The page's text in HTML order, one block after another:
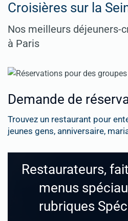
Croisières sur la
Nos meilleurs déjeuners-
à Paris
Demande de
Trouvez un restaurant pour
jeunes gens, anniversaire,
Restaurateurs,
menus
rubriques